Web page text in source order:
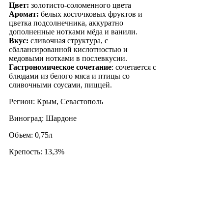
Цвет: золотисто-соломенного цвета
Аромат: белых косточковых фруктов и
цветка подсолнечника, аккуратно
дополненные нотками мёда и ванили.
Вкус: сливочная структура, с
сбалансированной кислотностью и
медовыми нотками в послевкусии.
Гастрономическое сочетание: сочетается с
блюдами из белого мяса и птицы со
сливочными соусами, пиццей.
Регион: Крым, Севастополь
Виноград: Шардоне
Объем: 0,75л
Крепость: 13,3%